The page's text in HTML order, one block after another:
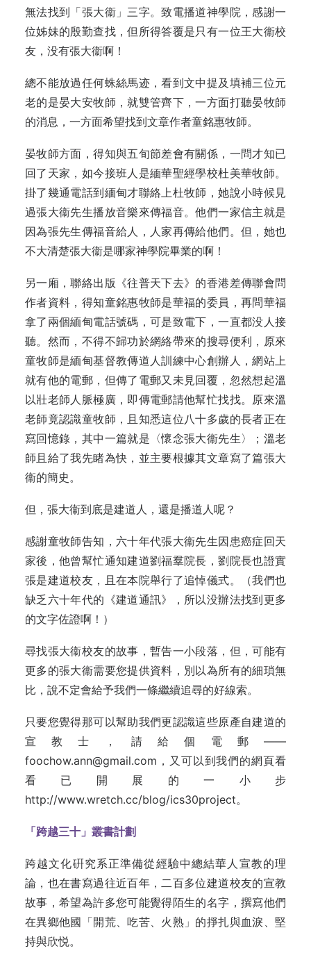
無法找到「張大衞」三字。致電播道神學院，感謝一
位姊妹的殷勤查找，但所得答覆是只有一位王大衞校
友，没有張大衞啊！
總不能放過任何蛛絲馬迹，看到文中提及填補三位元
老的是晏大安牧師，就雙管齊下，一方面打聽晏牧師
的消息，一方面希望找到文章作者童銘惠牧師。
晏牧師方面，得知與五旬節差會有關係，一問才知已
回了天家，如今接班人是緬華聖經學校杜美華牧師。
掛了幾通電話到緬甸才聯絡上杜牧師，她說小時候見
過張大衞先生播放音樂來傳福音。他們一家信主就是
因為張先生傳福音給人，人家再傳給他們。但，她也
不大清楚張大衞是哪家神學院畢業的啊！
另一廂，聯絡出版《往普天下去》的香港差傳聯會問
作者資料，得知童銘惠牧師是華福的委員，再問華福
拿了兩個緬甸電話號碼，可是致電下，一直都没人接
聽。然而，不得不歸功於網絡帶來的搜尋便利，原來
童牧師是緬甸基督教傳道人訓練中心創辦人，網站上
就有他的電郵，但傳了電郵又未見回覆，忽然想起溫
以壯老師人脈極廣，即傳電郵請他幫忙找找。原來溫
老師竟認識童牧師，且知悉這位八十多歲的長者正在
寫回憶錄，其中一篇就是〈懷念張大衞先生〉；溫老
師且給了我先睹為快，並主要根據其文章寫了篇張大
衞的簡史。
但，張大衞到底是建道人，還是播道人呢？
感謝童牧師告知，六十年代張大衞先生因患癌症回天
家後，他曾幫忙通知建道劉福羣院長，劉院長也證實
張是建道校友，且在本院舉行了追悼儀式。（我們也
缺乏六十年代的《建道通訊》，所以没辦法找到更多
的文字佐證啊！）
尋找張大衞校友的故事，暫告一小段落，但，可能有
更多的張大衞需要您提供資料，別以為所有的細瑣無
比，說不定會給予我們一條繼續追尋的好線索。
只要您覺得那可以幫助我們更認識這些原產自建道的
宣教士，請給個電郵——
foochow.ann@gmail.com，又可以到我們的網頁看
看已開展的一小步
http://www.wretch.cc/blog/ics30project。
「跨越三十」叢書計劃
跨越文化硏究系正準備從經驗中總結華人宣教的理
論，也在書寫過往近百年，二百多位建道校友的宣教
故事，希望為許多您可能覺得陌生的名字，撰寫他們
在異鄉他國「開荒、吃苦、火熟」的掙扎與血淚、堅
持與欣悦。